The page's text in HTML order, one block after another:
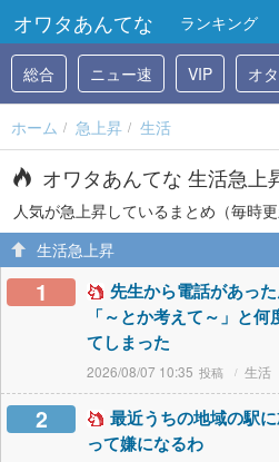
オワタあんてな ランキング
総合 ニュー速 VIP オ
ホーム 急上昇 生活
オワタあんてな 生活急上
人気が急上昇しているまとめ（毎時更
生活急上昇
1
先生から電話があっ
「～とか考えて～」と
てしまった
2026/08/07 10:35 生活
2
最近うちの地域の駅
って嫌になるわ